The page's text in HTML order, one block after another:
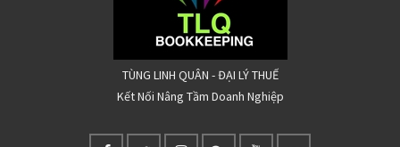
TÙNG LINH QUÂN - ĐẠI LÝ THUẾ
Kết Nối Nâng Tầm Doanh Nghiệp